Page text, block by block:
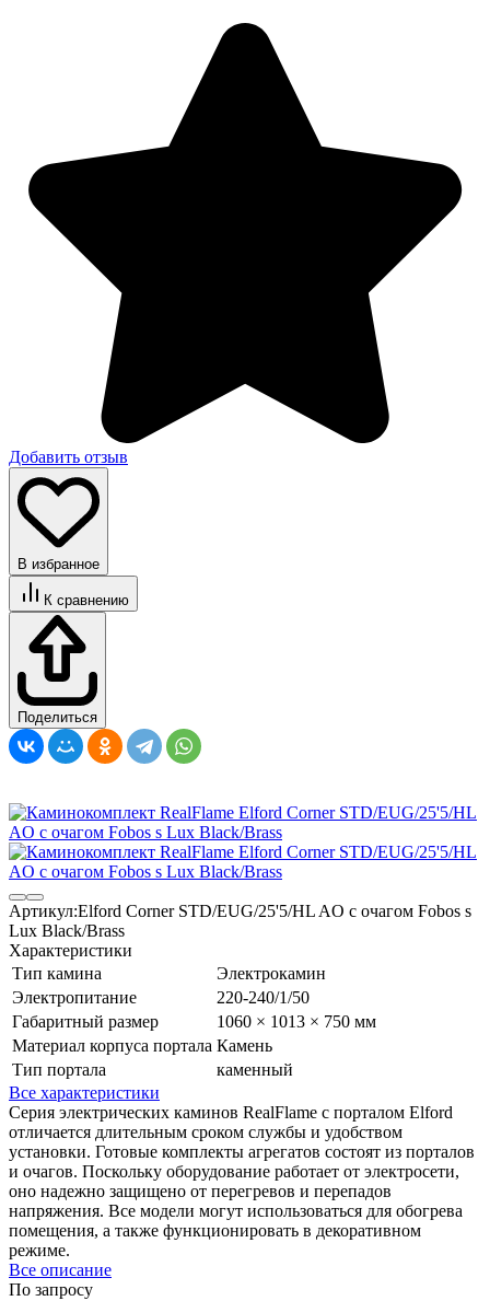
Добавить отзыв
В избранное
К сравнению
Поделиться
Артикул:Elford Corner STD/EUG/25'5/HL AO с очагом Fobos s
Lux Black/Brass
Характеристики
Тип камина
Электрокамин
Электропитание
220-240/1/50
Габаритный размер
1060 × 1013 × 750 мм
Материал корпуса портала Камень
Тип портала
каменный
Все характеристики
Серия электрических каминов RealFlame с порталом Elford
отличается длительным сроком службы и удобством
установки. Готовые комплекты агрегатов состоят из порталов
и очагов. Поскольку оборудование работает от электросети,
оно надежно защищено от перегревов и перепадов
напряжения. Все модели могут использоваться для обогрева
помещения, а также функционировать в декоративном
режиме.
Все описание
По запросу